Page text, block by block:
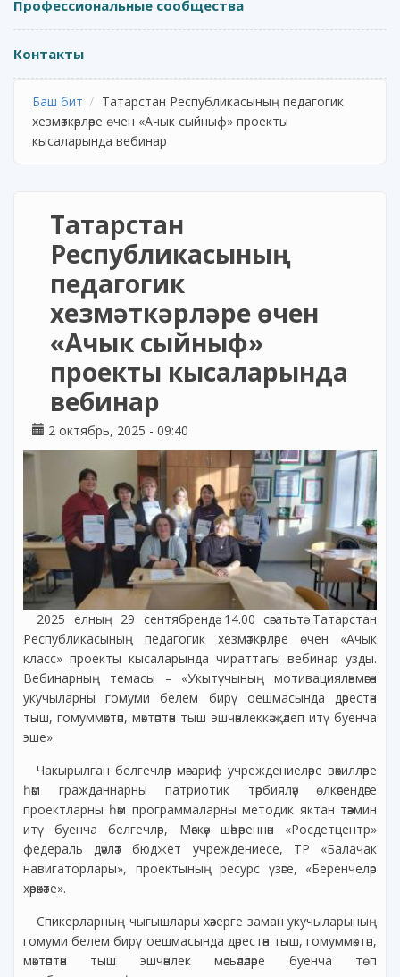
Профессиональные сообщества
Контакты
Баш бит
Татарстан Республикасының педагогик
хезмәткәрләре өчен «Ачык сыйныф» проекты
кысаларында вебинар
Татарстан
Республикасының
педагогик
хезмәткәрләре өчен
«Ачык сыйныф»
проекты кысаларында
вебинар
2 октябрь, 2025 - 09:40
2025 елның 29 сентябрендә 14.00 сәгатьтә Татарстан
Республикасының педагогик хезмәткәрләре өчен «Ачык
класс» проекты кысаларында чираттагы вебинар узды.
Вебинарның темасы – «Укытучының мотивацияләнмәгән
укучыларны гомуми белем бирү оешмасында дәрестән
тыш, гомуммәктәп, мәктәптән тыш эшчәнлеккә җәлеп итү буенча
эше».
Чакырылган белгечләр мәгариф учреждениеләре вәкилләре
һәм гражданнарны патриотик тәрбияләү өлкәсендәге
проектларны һәм программаларны методик яктан тәэмин
итү буенча белгечләр, Мәскәү шәһәреннән «Росдетцентр»
федераль дәүләт бюджет учреждениесе, ТР «Балачак
навигаторлары», проектының ресурс үзәге, «Беренчеләр
хәрәкәте».
Спикерларның чыгышлары хәзерге заман укучыларының
гомуми белем бирү оешмасында дәрестән тыш, гомуммәктәп,
мәктәптән тыш эшчәнлек мәсьәләләре буенча төп